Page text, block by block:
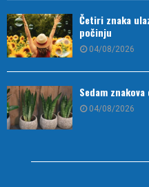
Četiri znaka
počinju
04/08/2026
Sedam
04/08/2026